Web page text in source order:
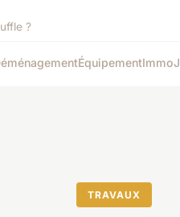
?
ÉquipementImmo
TRAVAUX